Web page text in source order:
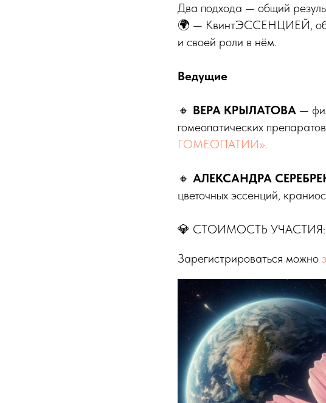
Два подхода — общий
🌍 — КвинтЭССЕНЦИЕЙ,
и своей роли в нём.
Ведущие
🔸 ВЕРА КРЫЛАТОВА —
гомеопатических
ГОМЕОПАТИИ».
🔸 АЛЕКСАНДРА
цветочных эссенций,
💎 СТОИМОСТЬ
Зарегистрироваться можно